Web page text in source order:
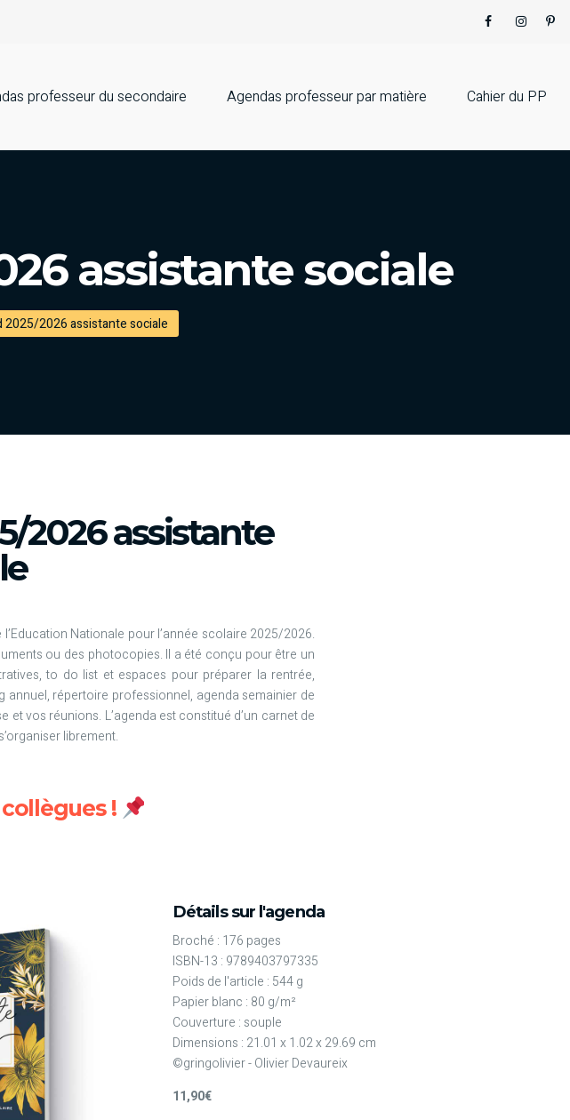
professeur du secondaire Agendas professeur par matière Cahier du PP
assistante sociale
2025/2026 assistante sociale
2026 assistante
Nationale pour l’année scolaire 2025/2026.
ou des photocopies. Il a été conçu pour être un
to do list et espaces pour préparer la rentrée,
répertoire professionnel, agenda semainier de
vos réunions. L’agenda est constitué d’un carnet de
librement.
!
Détails sur l'agenda
Broché : 176 pages
ISBN-13 : 9789403797335
Poids de l'article : 544 g
Papier blanc : 80 g/m²
Couverture : souple
Dimensions : 21.01 x 1.02 x 29.69 cm
©gringolivier - Olivier Devaureix
11,90€